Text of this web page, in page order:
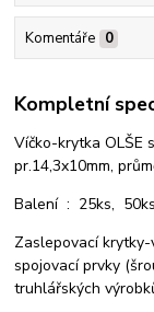
Komentáře 0
Kompletní
Víčko-krytka OLŠE
pr.14,3x10mm,
Balení : 25ks,
Zaslepovací
spojovací prvky
truhlářských